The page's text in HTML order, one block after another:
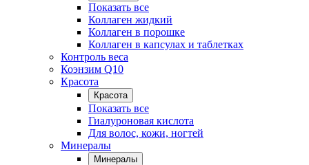
Показать все
Коллаген жидкий
Коллаген в порошке
Коллаген в капсулах и таблетках
Контроль веса
Коэнзим Q10
Красота
Красота
Показать все
Гиалуроновая кислота
Для волос, кожи, ногтей
Минералы
Минералы